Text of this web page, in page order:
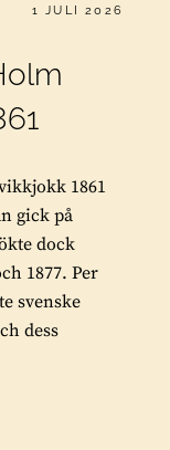
PUBLICERAT
1 JULI 2026
1861
gick på
dock
1877. Per
svenske
dess